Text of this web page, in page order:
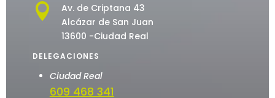

Av. de Criptana 43
Alcázar de San Juan
13600 -Ciudad Real
DELEGACIONES
Ciudad Real
609 468 341